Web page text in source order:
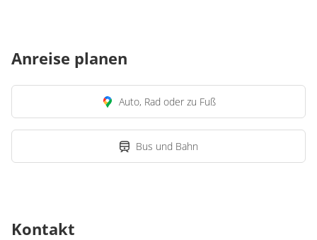
Anreise planen
Auto, Rad oder zu Fuß
Bus und Bahn
Kontakt